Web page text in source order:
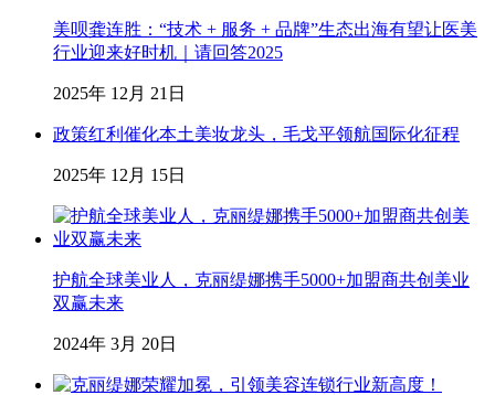
美呗龚连胜：“技术 + 服务 + 品牌”生态出海有望让医美
行业迎来好时机｜请回答2025
2025年 12月 21日
政策红利催化本土美妆龙头，毛戈平领航国际化征程
2025年 12月 15日
护航全球美业人，克丽缇娜携手5000+加盟商共创美业
双赢未来
2024年 3月 20日